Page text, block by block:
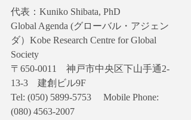
代表：Kuniko Shibata, PhD
Global Agenda (グローバル・アジェン
ダ）Kobe Research Centre for Global
Society
〒650-0011　神戸市中央区下山手通2-
13-3　建創ビル9F
Tel: (050) 5899-5753 　Mobile Phone:
(080) 4563-2007